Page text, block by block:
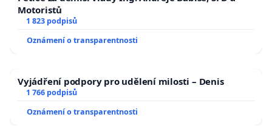
Motoristů
1 823 podpisů
Oznámení o transparentnosti
Vyjádření podpory pro udělení milosti – Denis
1 766 podpisů
Oznámení o transparentnosti